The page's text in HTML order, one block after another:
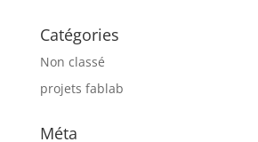
Catégories
Non classé
projets fablab
Méta